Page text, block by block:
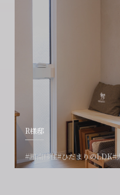
R様邸
#湘南移住#ひだまりのLDK#